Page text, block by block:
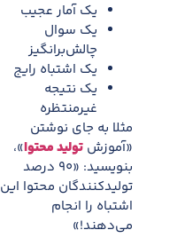
یک آمار عجیب
یک سوال
چالش‌برانگیز
یک اشتباه رایج
یک نتیجه
غیرمنتظره
مثلا به جای نوشتن
«آموزش تولید محتوا»،
بنویسید: «۹۰ درصد
تولیدکنندگان محتوا این
اشتباه را انجام
می‌دهند!»